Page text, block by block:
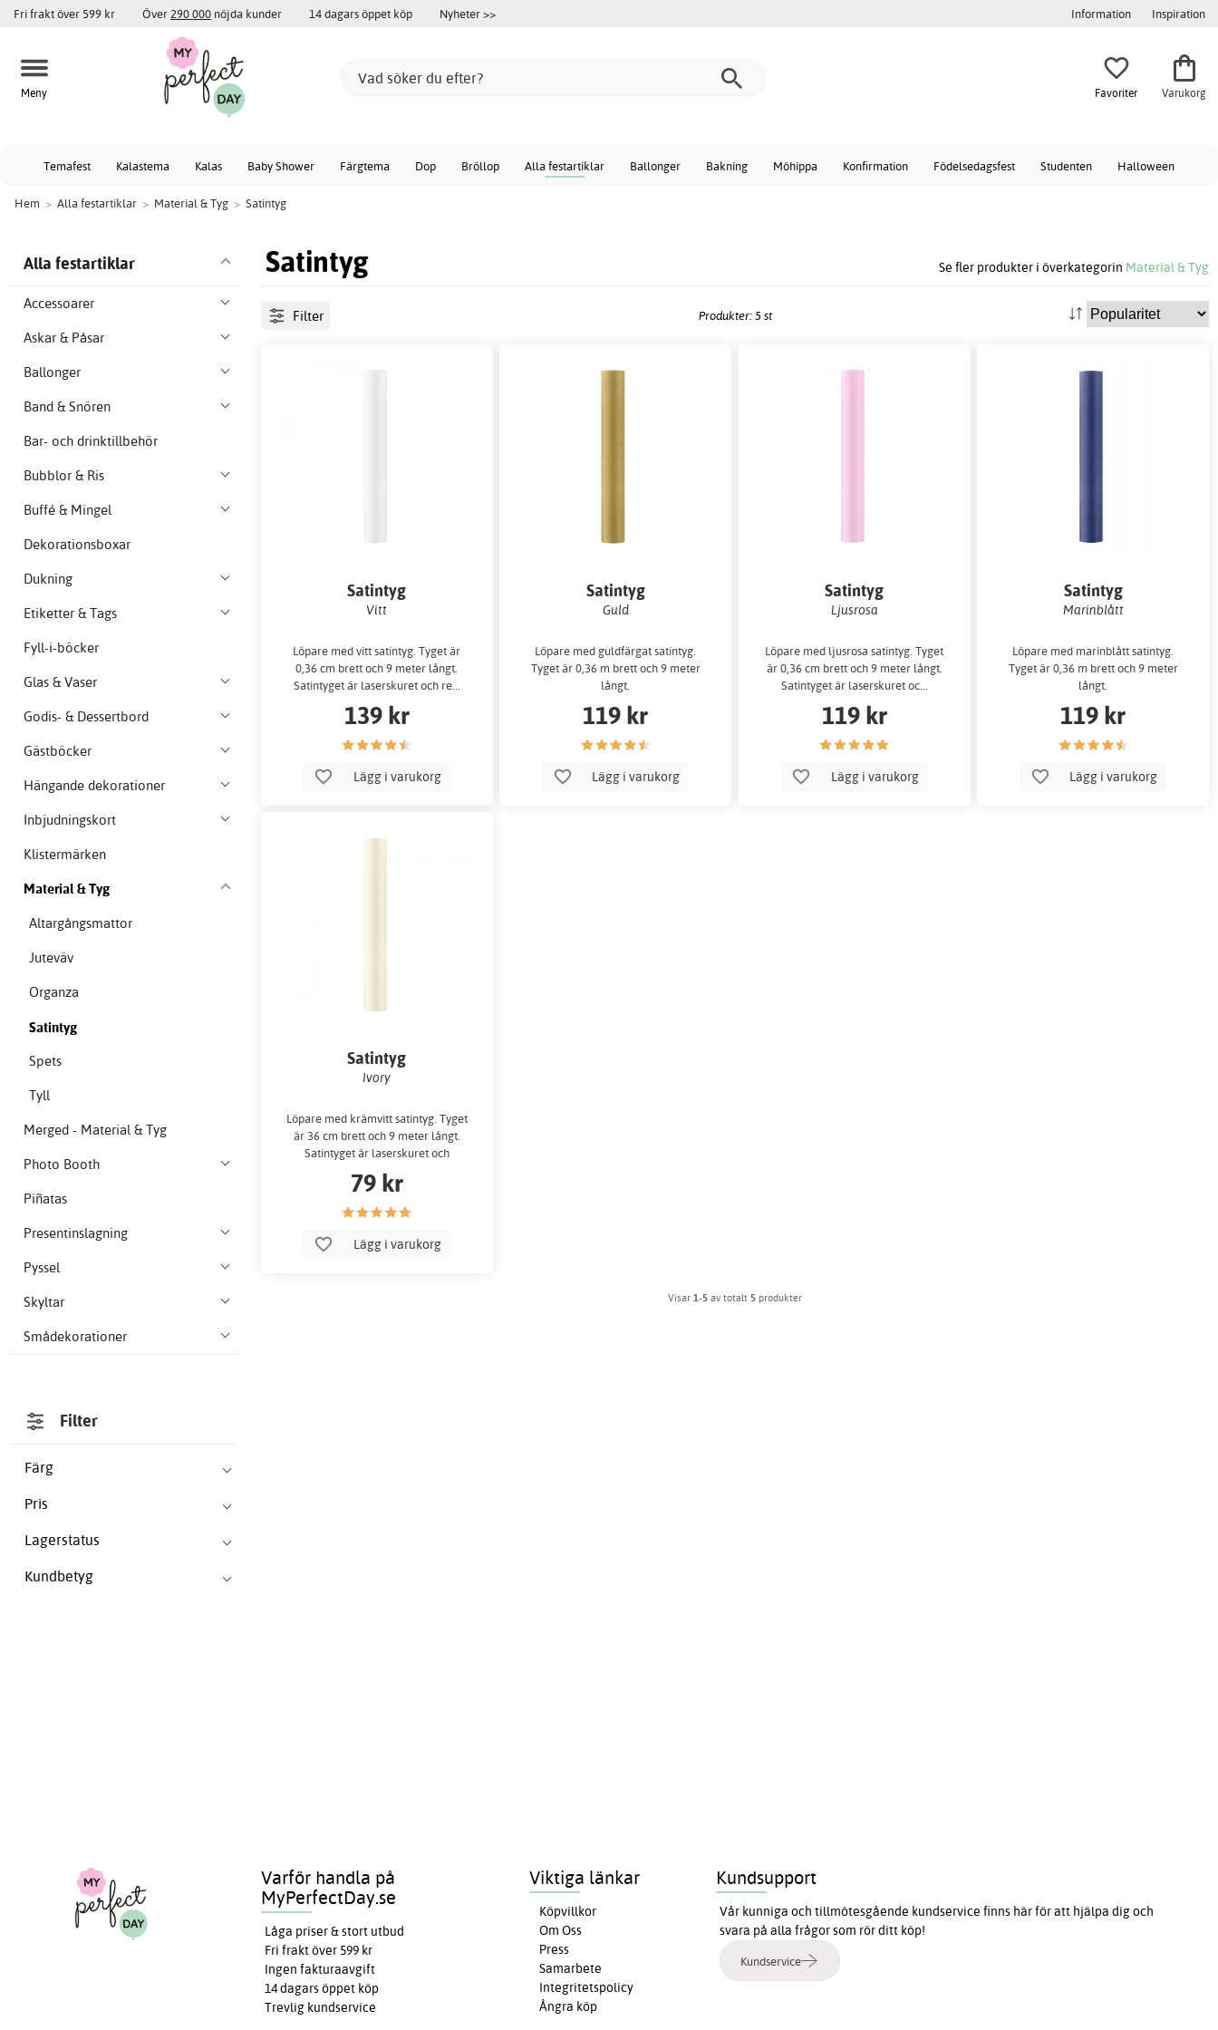
Fri frakt över 599 kr Över 290 000 nöjda kunder 14 dagars öppet köp Nyheter >> Information Inspiration
Meny Favoriter Varukorg
Temafest Kalastema Kalas Baby Shower Färgtema Dop Bröllop Alla festartiklar Ballonger Bakning Möhippa Konfirmation Födelsedagsfest Studenten Halloween
Hem > Alla festartiklar > Material & Tyg > Satintyg
Satintyg Se fler produkter i överkategorin Material & Tyg
Alla festartiklar
Accessoarer
Askar & Påsar
Ballonger
Band & Snören
Bar- och drinktillbehör
Bubblor & Ris
Buffé & Mingel
Dekorationsboxar
Dukning
Etiketter & Tags
Fyll-i-böcker
Glas & Vaser
Godis- & Dessertbord
Gästböcker
Hängande dekorationer
Inbjudningskort
Klistermärken
Material & Tyg
Altargångsmattor
Juteväv
Organza
Satintyg
Spets
Tyll
Merged - Material & Tyg
Photo Booth
Piñatas
Presentinslagning
Pyssel
Skyltar
Smådekorationer
Filter
Färg
Pris
Lagerstatus
Kundbetyg
Filter Produkter: 5 st
Satintyg
Vitt
Löpare med vitt satintyg. Tyget är
0,36 cm brett och 9 meter långt.
Satintyget är laserskuret och re...
139 kr
Lägg i varukorg
Satintyg
Guld
Löpare med guldfärgat satintyg.
Tyget är 0,36 m brett och 9 meter
långt.
119 kr
Lägg i varukorg
Satintyg
Ljusrosa
Löpare med ljusrosa satintyg. Tyget
är 0,36 cm brett och 9 meter långt.
Satintyget är laserskuret oc...
119 kr
Lägg i varukorg
Satintyg
Marinblått
Löpare med marinblått satintyg.
Tyget är 0,36 m brett och 9 meter
långt.
119 kr
Lägg i varukorg
Satintyg
Ivory
Löpare med krämvitt satintyg. Tyget
är 36 cm brett och 9 meter långt.
Satintyget är laserskuret och
79 kr
Lägg i varukorg
Visar1-5 av totalt5 produkter
Varför handla på
MyPerfectDay.se
Låga priser & stort utbud
Fri frakt över 599 kr
Ingen fakturaavgift
14 dagars öppet köp
Trevlig kundservice
Viktiga länkar
Köpvillkor
Om Oss
Press
Samarbete
Integritetspolicy
Ångra köp
Kundsupport
Vår kunniga och tillmötesgående kundservice finns här för att hjälpa dig och
svara på alla frågor som rör ditt köp!
Kundservice